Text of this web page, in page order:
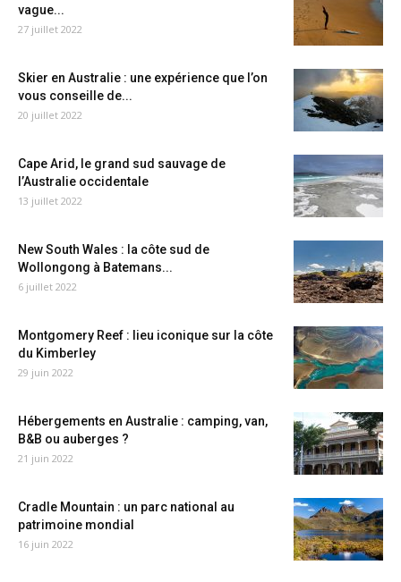
vague...
27 juillet 2022
Skier en Australie : une expérience que l’on
vous conseille de...
20 juillet 2022
Cape Arid, le grand sud sauvage de
l’Australie occidentale
13 juillet 2022
New South Wales : la côte sud de
Wollongong à Batemans...
6 juillet 2022
Montgomery Reef : lieu iconique sur la côte
du Kimberley
29 juin 2022
Hébergements en Australie : camping, van,
B&B ou auberges ?
21 juin 2022
Cradle Mountain : un parc national au
patrimoine mondial
16 juin 2022